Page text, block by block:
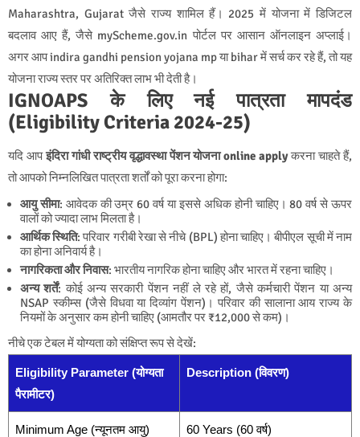
Maharashtra, Gujarat जैसे राज्य शामिल हैं। 2025 में योजना में डिजिटल
बदलाव आए हैं, जैसे myScheme.gov.in पोर्टल पर आसान ऑनलाइन अप्लाई।
अगर आप indira gandhi pension yojana mp या bihar में सर्च कर रहे हैं, तो यह
योजना राज्य स्तर पर अतिरिक्त लाभ भी देती है।
IGNOAPS के लिए नई पात्रता मापदंड
(Eligibility Criteria 2024-25)
यदि आपइंदिरा गांधी राष्ट्रीय वृद्धावस्था पेंशन योजना online applyकरना चाहते हैं,
तो आपको निम्नलिखित पात्रता शर्तों को पूरा करना होगा:
आयु सीमा: आवेदक की उम्र 60 वर्ष या इससे अधिक होनी चाहिए। 80 वर्ष से ऊपर
वालों को ज्यादा लाभ मिलता है।
आर्थिक स्थिति: परिवार गरीबी रेखा से नीचे (BPL) होना चाहिए। बीपीएल सूची में नाम
का होना अनिवार्य है।
नागरिकता और निवास: भारतीय नागरिक होना चाहिए और भारत में रहना चाहिए।
अन्य शर्तें: कोई अन्य सरकारी पेंशन नहीं ले रहे हों, जैसे कर्मचारी पेंशन या अन्य
NSAP स्कीम्स (जैसे विधवा या दिव्यांग पेंशन)। परिवार की सालाना आय राज्य के
नियमों के अनुसार कम होनी चाहिए (आमतौर पर ₹12,000 से कम)।
नीचे एक टेबल में योग्यता को संक्षिप्त रूप से देखें:
Eligibility Parameter (योग्यता
पैरामीटर)
Description (विवरण)
Minimum Age (न्यूनतम आयु) 60 Years (60 वर्ष)